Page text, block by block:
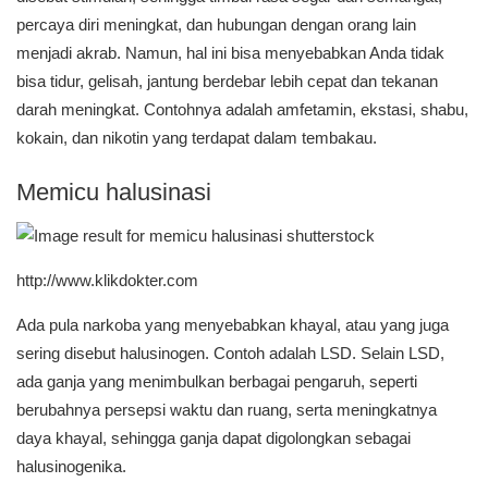
percaya diri meningkat, dan hubungan dengan orang lain
menjadi akrab. Namun, hal ini bisa menyebabkan Anda tidak
bisa tidur, gelisah, jantung berdebar lebih cepat dan tekanan
darah meningkat. Contohnya adalah amfetamin, ekstasi, shabu,
kokain, dan nikotin yang terdapat dalam tembakau.
Memicu halusinasi
http://www.klikdokter.com
Ada pula narkoba yang menyebabkan khayal, atau yang juga
sering disebut halusinogen. Contoh adalah LSD. Selain LSD,
ada ganja yang menimbulkan berbagai pengaruh, seperti
berubahnya persepsi waktu dan ruang, serta meningkatnya
daya khayal, sehingga ganja dapat digolongkan sebagai
halusinogenika.